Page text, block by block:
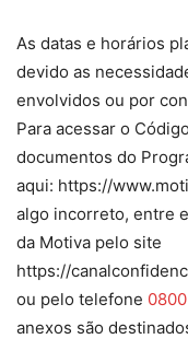
As datas e horários
devido as
envolvidos ou por
Para acessar o
documentos do
aqui: https://
algo incorreto, entre
da Motiva pelo site
https://
ou pelo telefone
anexos são